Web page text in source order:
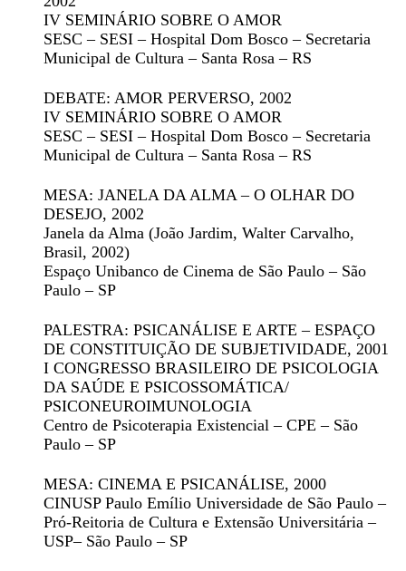
IV SEMINÁRIO SOBRE O AMOR
SESC – SESI – Hospital Dom Bosco – Secretaria
Municipal de Cultura – Santa Rosa – RS
DEBATE: AMOR PERVERSO, 2002
IV SEMINÁRIO SOBRE O AMOR
SESC – SESI – Hospital Dom Bosco – Secretaria
Municipal de Cultura – Santa Rosa – RS
MESA: JANELA DA ALMA – O OLHAR DO
DESEJO, 2002
Janela da Alma (João Jardim, Walter Carvalho,
Brasil, 2002)
Espaço Unibanco de Cinema de São Paulo – São
Paulo – SP
PALESTRA: PSICANÁLISE E ARTE – ESPAÇO
DE CONSTITUIÇÃO DE SUBJETIVIDADE, 2001
I CONGRESSO BRASILEIRO DE PSICOLOGIA
DA SAÚDE E PSICOSSOMÁTICA/
PSICONEUROIMUNOLOGIA
Centro de Psicoterapia Existencial – CPE – São
Paulo – SP
MESA: CINEMA E PSICANÁLISE, 2000
CINUSP Paulo Emílio Universidade de São Paulo –
Pró-Reitoria de Cultura e Extensão Universitária –
USP– São Paulo – SP